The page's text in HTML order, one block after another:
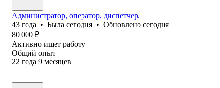
Администратор, оператор, диспетчер.
43 года • Была сегодня • Обновлено сегодня
80 000 ₽
Активно ищет работу
Общий опыт
22 года 9 месяцев